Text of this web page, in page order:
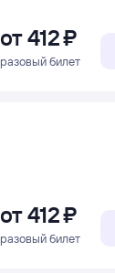
от412 ⁠₽
разовый билет
от412 ⁠₽
разовый билет